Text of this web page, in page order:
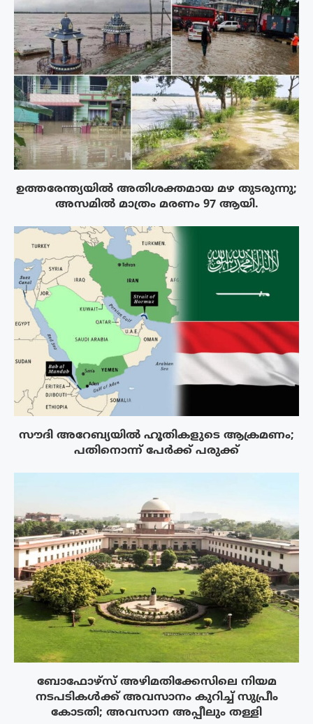
ഉത്തരേന്ത്യയിൽ അതിശക്തമായ മഴ തുടരുന്നു;
അസമിൽ മാത്രം മരണം 97 ആയി.
സൗദി അറേബ്യയിൽ ഹൂതികളുടെ ആക്രമണം;
പതിനൊന്ന് പേർക്ക് പരുക്ക്
ബോഫോഴ്‌സ് അഴിമതിക്കേസിലെ നിയമ
നടപടികൾക്ക് അവസാനം കുറിച്ച് സുപ്രീം
കോടതി; അവസാന അപ്പീലും തള്ളി